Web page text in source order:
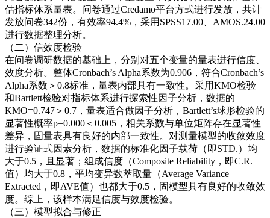
估指标体系量表。问卷通过Credamo平台方式进行发放，共计
发放问卷342份，有效率94.4%，采用SPSS17.00、AMOS.24.00
进行数据整理分析。
（二）信效度检验
在问卷调研数据的基础上，分别对五个变量的量表进行信度、
效度分析。整体Cronbach’s Alpha系数为0.906，符合Cronbach’s
Alpha系数＞0.8标准，量表内部具有一致性。采用KMO检验
和Bartlett检验对指标体系进行探索性因子分析，数据的
KMO=0.747＞0.7，量表适合做因子分析，Bartlett’s球形检验的
显著性概率p=0.000＜0.005，相关系数与单位矩阵存在显著性
差异，固量表具有良好的内部一致性。对测量模型的收敛效度
进行验证式因素分析，数据的标准化因子载荷（即STD.）均
大于0.5，且显著；组成信度（Composite Reliability，即C.R.
值）均大于0.8，平均变异数萃取量（Average Variance
Extracted，即AVE值）也都大于0.5，固模型具有良好的收敛效
度。综上，该样本满足信度与效度检验。
（三）模型拟合与修正